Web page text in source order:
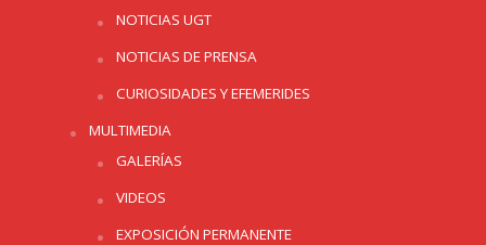
NOTICIAS UGT
NOTICIAS DE PRENSA
CURIOSIDADES Y EFEMERIDES
MULTIMEDIA
GALERÍAS
VIDEOS
EXPOSICIÓN PERMANENTE